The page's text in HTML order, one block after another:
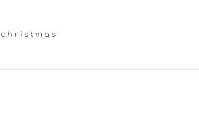
christmas